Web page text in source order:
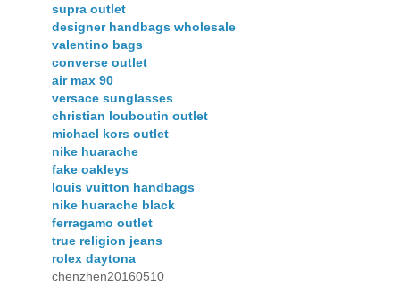
supra outlet
designer handbags wholesale
valentino bags
converse outlet
air max 90
versace sunglasses
christian louboutin outlet
michael kors outlet
nike huarache
fake oakleys
louis vuitton handbags
nike huarache black
ferragamo outlet
true religion jeans
rolex daytona
chenzhen20160510